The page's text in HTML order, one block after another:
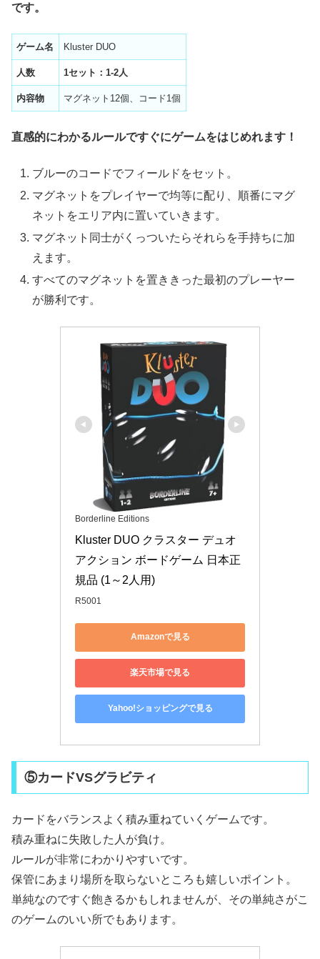
です。
ゲーム名 Kluster DUO
人数 1セット：1-2人
内容物 マグネット12個、コード1個
直感的にわかるルールですぐにゲームをはじめれます！
ブルーのコードでフィールドをセット。
マグネットをプレイヤーで均等に配り、順番にマグ
ネットをエリア内に置いていきます。
マグネット同士がくっついたらそれらを手持ちに加
えます。
すべてのマグネットを置ききった最初のプレーヤー
が勝利です。
Borderline Editions
Kluster DUO クラスター デュオ
アクション ボードゲーム 日本正
規品 (1～2人用)
R5001
Amazonで見る
楽天市場で見る
Yahoo!ショッピングで見る
⑤カードVSグラビティ
カードをバランスよく積み重ねていくゲームです。
積み重ねに失敗した人が負け。
ルールが非常にわかりやすいです。
保管にあまり場所を取らないところも嬉しいポイント。
単純なのですぐ飽きるかもしれませんが、その単純さがこ
のゲームのいい所でもあります。